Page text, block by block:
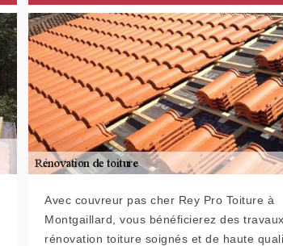
Avec couvreur pas cher Rey Pro Toiture à
Montgaillard, vous bénéficierez des
rénovation toiture soignés et de haute